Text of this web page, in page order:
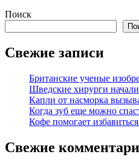
Поиск
Свежие записи
Британские ученые
Шведские хирурги начали
Капли от насморка
Когда зуб еще можно
Кофе помогает
Свежие